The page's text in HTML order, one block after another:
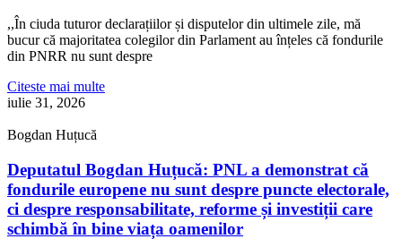
,,În ciuda tuturor declarațiilor și disputelor din ultimele zile, mă
bucur că majoritatea colegilor din Parlament au înțeles că fondurile
din PNRR nu sunt despre
Citeste mai multe
iulie 31, 2026
Bogdan Huțucă
Deputatul Bogdan Huțucă: PNL a demonstrat că
fondurile europene nu sunt despre puncte electorale,
ci despre responsabilitate, reforme și investiții care
schimbă în bine viața oamenilor